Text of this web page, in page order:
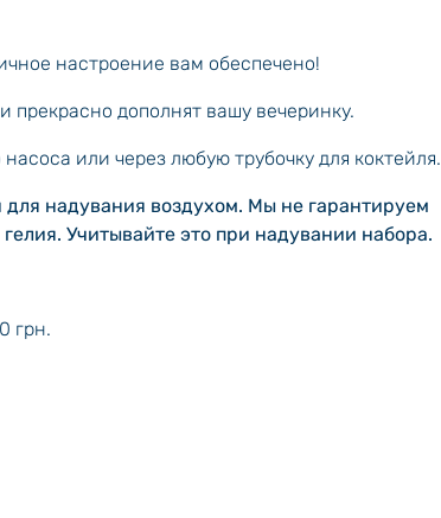
настроение вам обеспечено!
дополнят вашу вечеринку.
или через любую трубочку для коктейля.
надувания воздухом. Мы не гарантируем
Учитывайте это при надувании набора.
грн.